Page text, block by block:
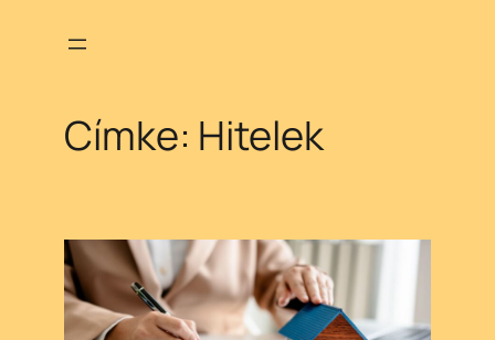
Címke: Hitelek